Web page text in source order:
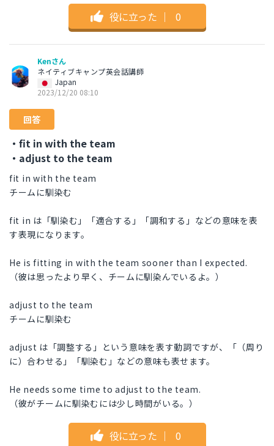
役に立った ｜ 0
Kenさん
ネイティブキャンプ英会話講師
Japan
2023/12/20 08:10
回答
・fit in with the team
・adjust to the team
fit in with the team
チームに馴染む
fit in は「馴染む」「適合する」「調和する」などの意味を表
す表現になります。
He is fitting in with the team sooner than I expected.
（彼は思ったより早く、チームに馴染んでいるよ。）
adjust to the team
チームに馴染む
adjust は「調整する」という意味を表す動詞ですが、「（周り
に）合わせる」「馴染む」などの意味も表せます。
He needs some time to adjust to the team.
（彼がチームに馴染むには少し時間がいる。）
役に立った ｜ 0